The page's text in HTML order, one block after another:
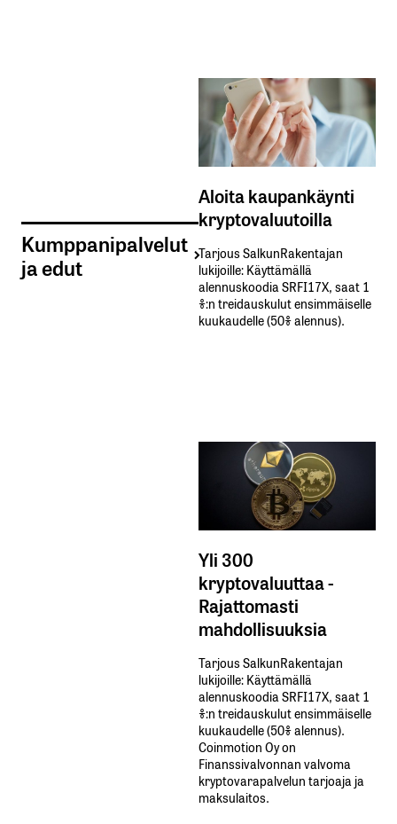
Kumppanipalvelut
ja edut
Aloita kaupankäynti
kryptovaluutoilla
Tarjous SalkunRakentajan
lukijoille: Käyttämällä​ ​
alennuskoodia​ ​SRFI17X,​ ​saat​ ​1
%:n treidauskulut​ ​ensimmäiselle​ ​
kuukaudelle​ ​(50%​ ​alennus).
Yli 300
kryptovaluuttaa -
Rajattomasti
mahdollisuuksia
Tarjous SalkunRakentajan
lukijoille: Käyttämällä​ ​
alennuskoodia​ ​SRFI17X,​ ​saat​ ​1
%:n treidauskulut​ ​ensimmäiselle​ ​
kuukaudelle​ ​(50%​ ​alennus).
Coinmotion Oy on
Finanssivalvonnan valvoma
kryptovarapalvelun tarjoaja ja
maksulaitos.